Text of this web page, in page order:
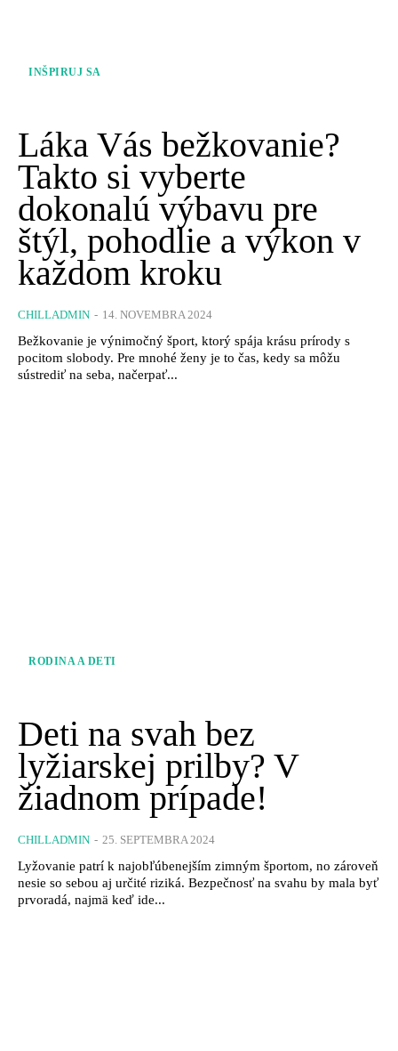
INŠPIRUJ SA
Láka Vás bežkovanie?
Takto si vyberte
dokonalú výbavu pre
štýl, pohodlie a výkon v
každom kroku
CHILLADMIN - 14. NOVEMBRA 2024
Bežkovanie je výnimočný šport, ktorý spája krásu prírody s
pocitom slobody. Pre mnohé ženy je to čas, kedy sa môžu
sústrediť na seba, načerpať...
RODINA A DETI
Deti na svah bez
lyžiarskej prilby? V
žiadnom prípade!
CHILLADMIN - 25. SEPTEMBRA 2024
Lyžovanie patrí k najobľúbenejším zimným športom, no zároveň
nesie so sebou aj určité riziká. Bezpečnosť na svahu by mala byť
prvoradá, najmä keď ide...